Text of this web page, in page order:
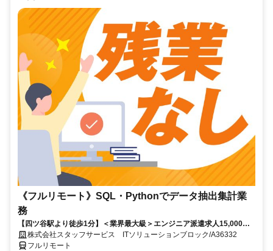
《フルリモート》SQL・Pythonでデータ抽出集計業
務
【四ツ谷駅より徒歩1分】＜業界最大級＞エンジニア派遣求人15,000件
以上◎ 来社不要のカンタン登録→最短2日で就業可能！！
株式会社スタッフサービス ITソリューションブロック/A36332
フルリモート